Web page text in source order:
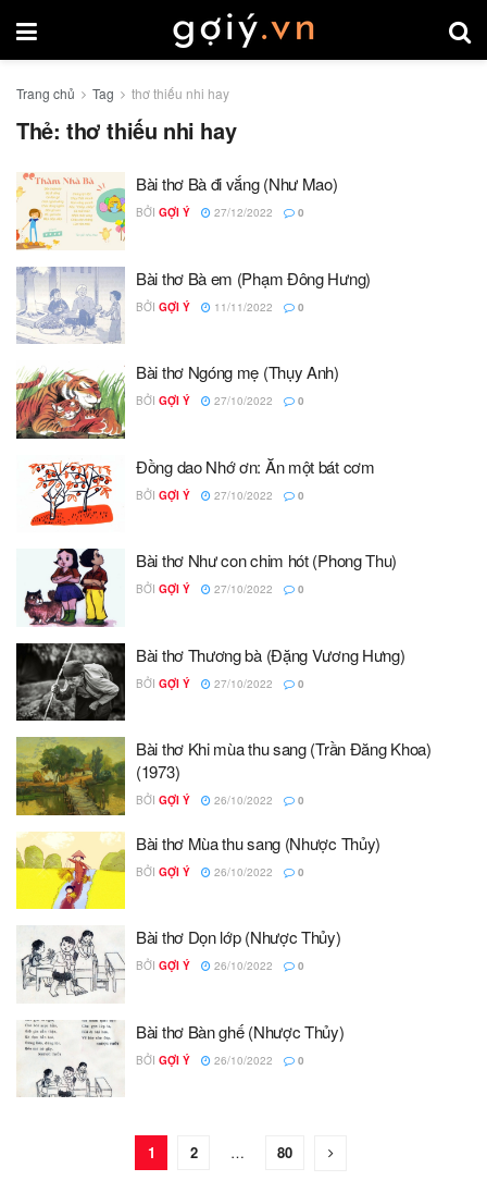
Trang chủ Tag thơ thiếu nhi hay
Thẻ: thơ thiếu nhi hay
Bài thơ Bà đi vắng (Như Mao)
BỞI GỢI Ý 27/12/2022 0
Bài thơ Bà em (Phạm Đông Hưng)
BỞI GỢI Ý 11/11/2022 0
Bài thơ Ngóng mẹ (Thụy Anh)
BỞI GỢI Ý 27/10/2022 0
Đồng dao Nhớ ơn: Ăn một bát cơm
BỞI GỢI Ý 27/10/2022 0
Bài thơ Như con chim hót (Phong Thu)
BỞI GỢI Ý 27/10/2022 0
Bài thơ Thương bà (Đặng Vương Hưng)
BỞI GỢI Ý 27/10/2022 0
Bài thơ Khi mùa thu sang (Trần Đăng Khoa)
(1973)
BỞI GỢI Ý 26/10/2022 0
Bài thơ Mùa thu sang (Nhược Thủy)
BỞI GỢI Ý 26/10/2022 0
Bài thơ Dọn lớp (Nhược Thủy)
BỞI GỢI Ý 26/10/2022 0
Bài thơ Bàn ghế (Nhược Thủy)
BỞI GỢI Ý 26/10/2022 0
1 2 … 80